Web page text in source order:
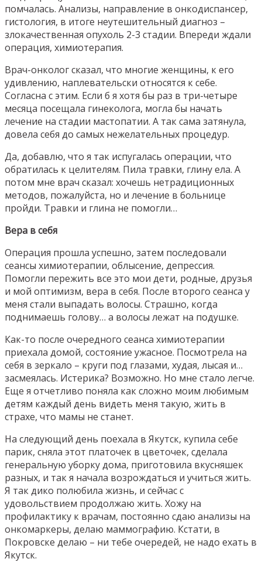
помчалась. Анализы, направление в онкодиспансер,
гистология, в итоге неутешительный диагноз –
злокачественная опухоль 2-3 стадии. Впереди ждали
операция, химиотерапия.
Врач-онколог сказал, что многие женщины, к его
удивлению, наплевательски относятся к себе.
Согласна с этим. Если б я хотя бы раз в три-четыре
месяца посещала гинеколога, могла бы начать
лечение на стадии мастопатии. А так сама затянула,
довела себя до самых нежелательных процедур.
Да, добавлю, что я так испугалась операции, что
обратилась к целителям. Пила травки, глину ела. А
потом мне врач сказал: хочешь нетрадиционных
методов, пожалуйста, но и лечение в больнице
пройди. Травки и глина не помогли…
Вера в себя
Операция прошла успешно, затем последовали
сеансы химиотерапии, облысение, депрессия.
Помогли пережить все это мои дети, родные, друзья
и мой оптимизм, вера в себя. После второго сеанса у
меня стали выпадать волосы. Страшно, когда
поднимаешь голову… а волосы лежат на подушке.
Как-то после очередного сеанса химиотерапии
приехала домой, состояние ужасное. Посмотрела на
себя в зеркало – круги под глазами, худая, лысая и…
засмеялась. Истерика? Возможно. Но мне стало легче.
Еще я отчетливо поняла как сложно моим любимым
детям каждый день видеть меня такую, жить в
страхе, что мамы не станет.
На следующий день поехала в Якутск, купила себе
парик, сняла этот платочек в цветочек, сделала
генеральную уборку дома, приготовила вкусняшек
разных, и так я начала возрождаться и учиться жить.
Я так дико полюбила жизнь, и сейчас с
удовольствием продолжаю жить. Хожу на
профилактику к врачам, постоянно сдаю анализы на
онкомаркеры, делаю маммографию. Кстати, в
Покровске делаю – ни тебе очередей, не надо ехать в
Якутск.